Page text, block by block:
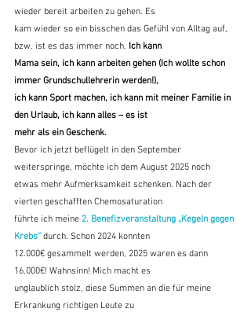
wieder bereit arbeiten zu gehen. Es
kam wieder so ein bisschen das Gefühl von Alltag auf,
bzw. ist es das immer noch. Ich kann
Mama sein, ich kann arbeiten gehen (Ich wollte schon
immer Grundschullehrerin werden!),
ich kann Sport machen, ich kann mit meiner Familie in
den Urlaub, ich kann alles – es ist
mehr als ein Geschenk.
Bevor ich jetzt beflügelt in den September
weiterspringe, möchte ich dem August 2025 noch
etwas mehr Aufmerksamkeit schenken. Nach der
vierten geschafften Chemosaturation
führte ich meine 2. Benefizveranstaltung „Kegeln gegen
Krebs“ durch. Schon 2024 konnten
12.000€ gesammelt werden, 2025 waren es dann
16.000€! Wahnsinn! Mich macht es
unglaublich stolz, diese Summen an die für meine
Erkrankung richtigen Leute zu